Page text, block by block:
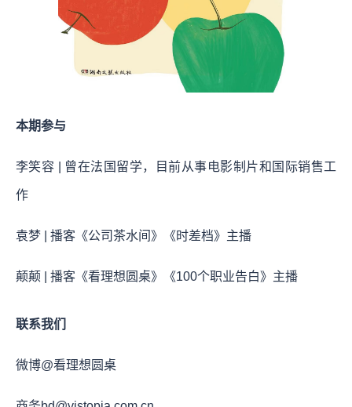
本期参与
李笑容 | 曾在法国留学，目前从事电影制片和国际销售工
作
袁梦 | 播客《公司茶水间》《时差档》主播
颠颠 | 播客《看理想圆桌》《100个职业告白》主播
联系我们
微博@看理想圆桌